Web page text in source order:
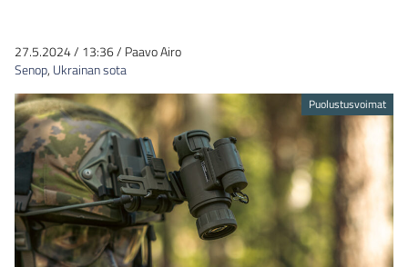
27.5.2024/ 13:36/ Paavo Airo
Senop, Ukrainan sota
Puolustusvoimat